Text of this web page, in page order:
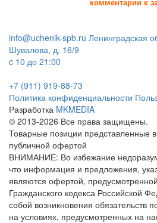
info@uchenik-spb.ru Ленинградская
Шувалова, д. 16/9
c 10 до 21:00
+7 (911) 919-88-73
Политика конфиденциальности
Разработка MKMEDIA
© 2013-2026 Все права защищены.
Товарные позиции представленные
публичной офертой
ВНИМАНИЕ: Во избежание
что информация и предложения,
являются офертой,
Гражданского кодекса Российской
собой возникновения обязательств
на условиях, предусмотренных на